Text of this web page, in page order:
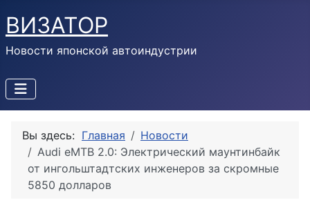
ВИЗАТОР
Новости японской автоиндустрии
Вы здесь: Главная
Новости
Audi eMTB 2.0: Электрический маунтинбайк
от ингольштадтских инженеров за скромные
5850 долларов